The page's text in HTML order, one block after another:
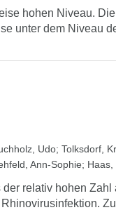
hohen Niveau.
unter dem Niveau
Udo; Tolksdorf,
Ann-Sophie; Haas,
relativ hohen